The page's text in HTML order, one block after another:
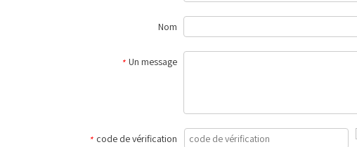
Nom
* Un message
* code de vérification